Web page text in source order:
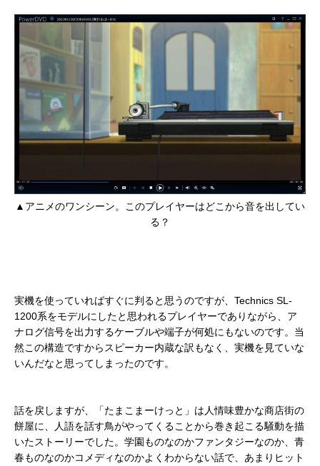
▲アニメのワンシーン。このプレイヤーはどこから音を出してい
る？
実機を使っていればすぐに判ると思うのですが、Technics SL-
1200系をモデルにしたと思われるプレイヤーでありながら、ア
ナログ信号を出力するケーブルや端子が何処にもないのです。当
然この構造ですからスピーカー内蔵な訳もなく、実機を見ていな
いんだなと思ってしまったのです。
話を戻しますが、「たまこまーけっと」は人情味豊かな商店街の
餅屋に、人語を話す鳥がやってくることから巻き起こる騒動を描
いたストーリーでした。学園ものなのかファンタジーなのか、青
春ものなのかコメディなのかよくわからない話で、あまりヒット